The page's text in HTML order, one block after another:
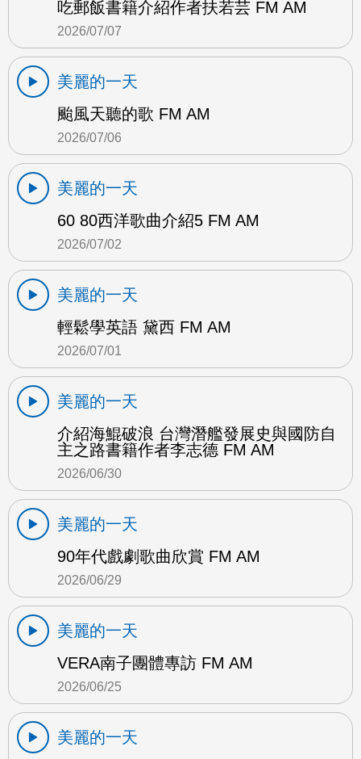
吃郵飯書籍介紹作者扶若芸 FM AM
2026/07/07
美麗的一天
颱風天聽的歌 FM AM
2026/07/06
美麗的一天
60 80西洋歌曲介紹5 FM AM
2026/07/02
美麗的一天
輕鬆學英語 黛西 FM AM
2026/07/01
美麗的一天
介紹海鯤破浪 台灣潛艦發展史與國防自
主之路書籍作者李志德 FM AM
2026/06/30
美麗的一天
90年代戲劇歌曲欣賞 FM AM
2026/06/29
美麗的一天
VERA南子團體專訪 FM AM
2026/06/25
美麗的一天